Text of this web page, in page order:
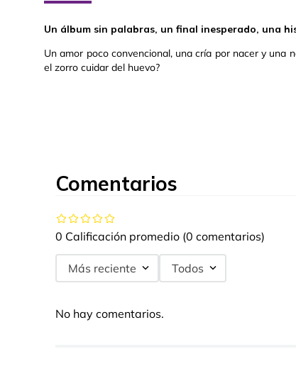
Un álbum sin palabras, un final inesperado, una
Un amor poco convencional, una cría por nacer y una
el zorro cuidar del huevo?
Comentarios
0 Calificación promedio (0 comentarios)
Más reciente Todos
No hay comentarios.